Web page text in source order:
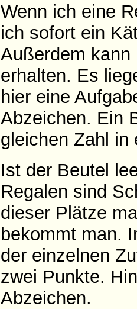
Wenn ich eine
ich sofort ein
Außerdem kann
erhalten. Es
hier eine
Abzeichen. Ein
gleichen Zahl in
Ist der Beutel
Regalen sind
dieser Plätze
bekommt man.
der einzelnen
zwei Punkte.
Abzeichen.